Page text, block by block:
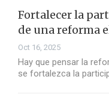
Fortalecer la
de una reforma
Oct 16, 2025
Hay que pensar la
se fortalezca la